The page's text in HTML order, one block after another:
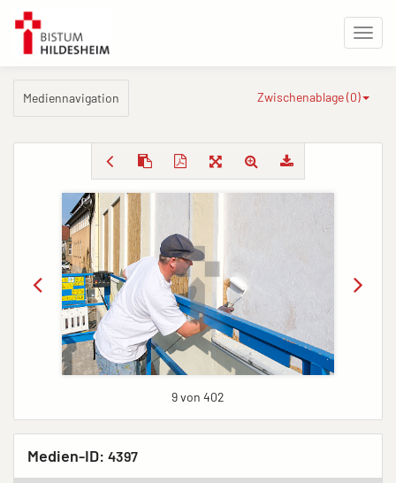
Mediennavigation Zwischenablage (0)
9 von 402
Medien-ID: 4397